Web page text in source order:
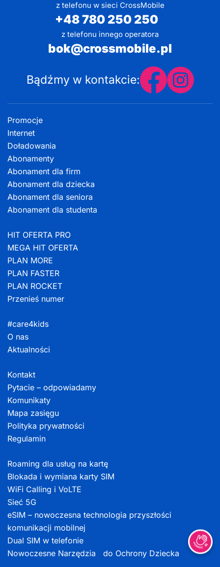
z telefonu w sieci CrossMobile
+48 780 250 250
z telefonu innego operatora
bok@crossmobile.pl
Bądźmy w kontakcie:
Promocje
Internet
Doładowania
Abonamenty
Abonament dla firm
Abonament dla dziecka
Abonament dla seniora
Abonament dla studenta
HIT OFERTA PRO
MEGA HIT OFERTA
PLAN MORE
PLAN FASTER
PLAN ROCKET
Przenieś numer
#care4kids
O nas
Aktualności
Kontakt
Pytacie – odpowiadamy
Komunikaty
Mapa zasięgu
Polityka prywatności
Regulamin
Roaming dla usług na kartę
Blokada i wymiana karty SIM
WiFi Calling i VoLTE
Sieć 5G
eSIM – nowoczesna technologia przyszłości
komunikacji mobilnej
Dual SIM w telefonie
Nowoczesne Narzędzia do Ochrony Dziecka